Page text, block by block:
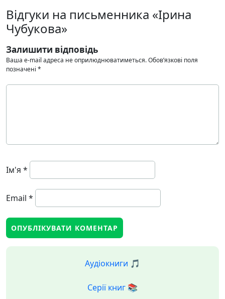
Відгуки на письменника «Ірина
Чубукова»
Залишити відповідь
Ваша e-mail адреса не оприлюднюватиметься.Обов’язкові поля
позначені *
Ім'я *
Email *
Аудіокниги 🎵
Серії книг 📚